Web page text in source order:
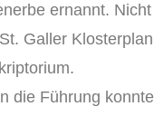
ernannt.
Galler
die Führung